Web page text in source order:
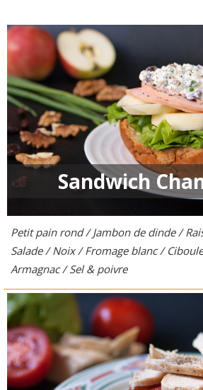
Sandwich
Petit pain rond / Jambon de dinde /
Salade / Noix / Fromage blanc /
Armagnac / Sel & poivre